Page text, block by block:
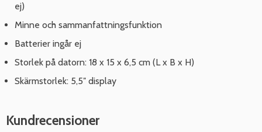
ej)
Minne och sammanfattningsfunktion
Batterier ingår ej
Storlek på datorn: 18 x 15 x 6,5 cm (L x B x H)
Skärmstorlek: 5,5″ display
Kundrecensioner